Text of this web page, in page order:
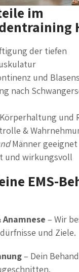
im
der tiefen
und
nach
und
&
Männer geeignet
und wirkungsvoll
EMS-
– Wir
und Ziele.
– Dein